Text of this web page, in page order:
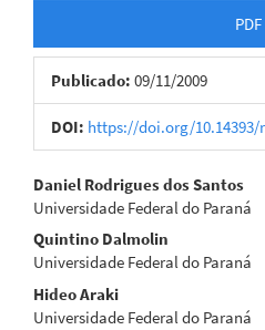
lateral
de
artigos
PDF
Publicado: 09/11/2009
DOI: https://doi.org/10.14393/
Conteúdo
do
artigo
principal
Daniel Rodrigues dos Santos
Universidade Federal do Paraná
Quintino Dalmolin
Universidade Federal do Paraná
Hideo Araki
Universidade Federal do Paraná